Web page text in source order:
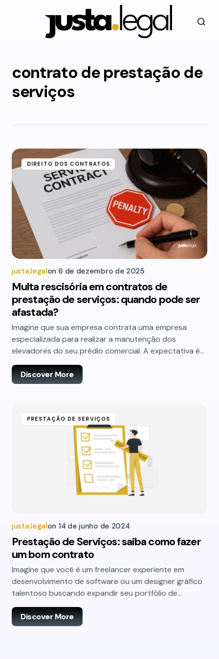
contrato de prestação de
serviços
DIREITO DOS CONTRATOS
justa.legalon 6 de dezembro de 2025
Multa rescisória em contratos de
prestação de serviços: quando pode ser
afastada?
Imagine que sua empresa contrata uma empresa
especializada para realizar a manutenção dos
elevadores do seu prédio comercial. A expectativa é…
Discover More
PRESTAÇÃO DE SERVIÇOS
justa.legalon 14 de junho de 2024
Prestação de Serviços: saiba como fazer
um bom contrato
Imagine que você é um freelancer experiente em
desenvolvimento de software ou um designer gráfico
talentoso buscando expandir seu portfólio de…
Discover More